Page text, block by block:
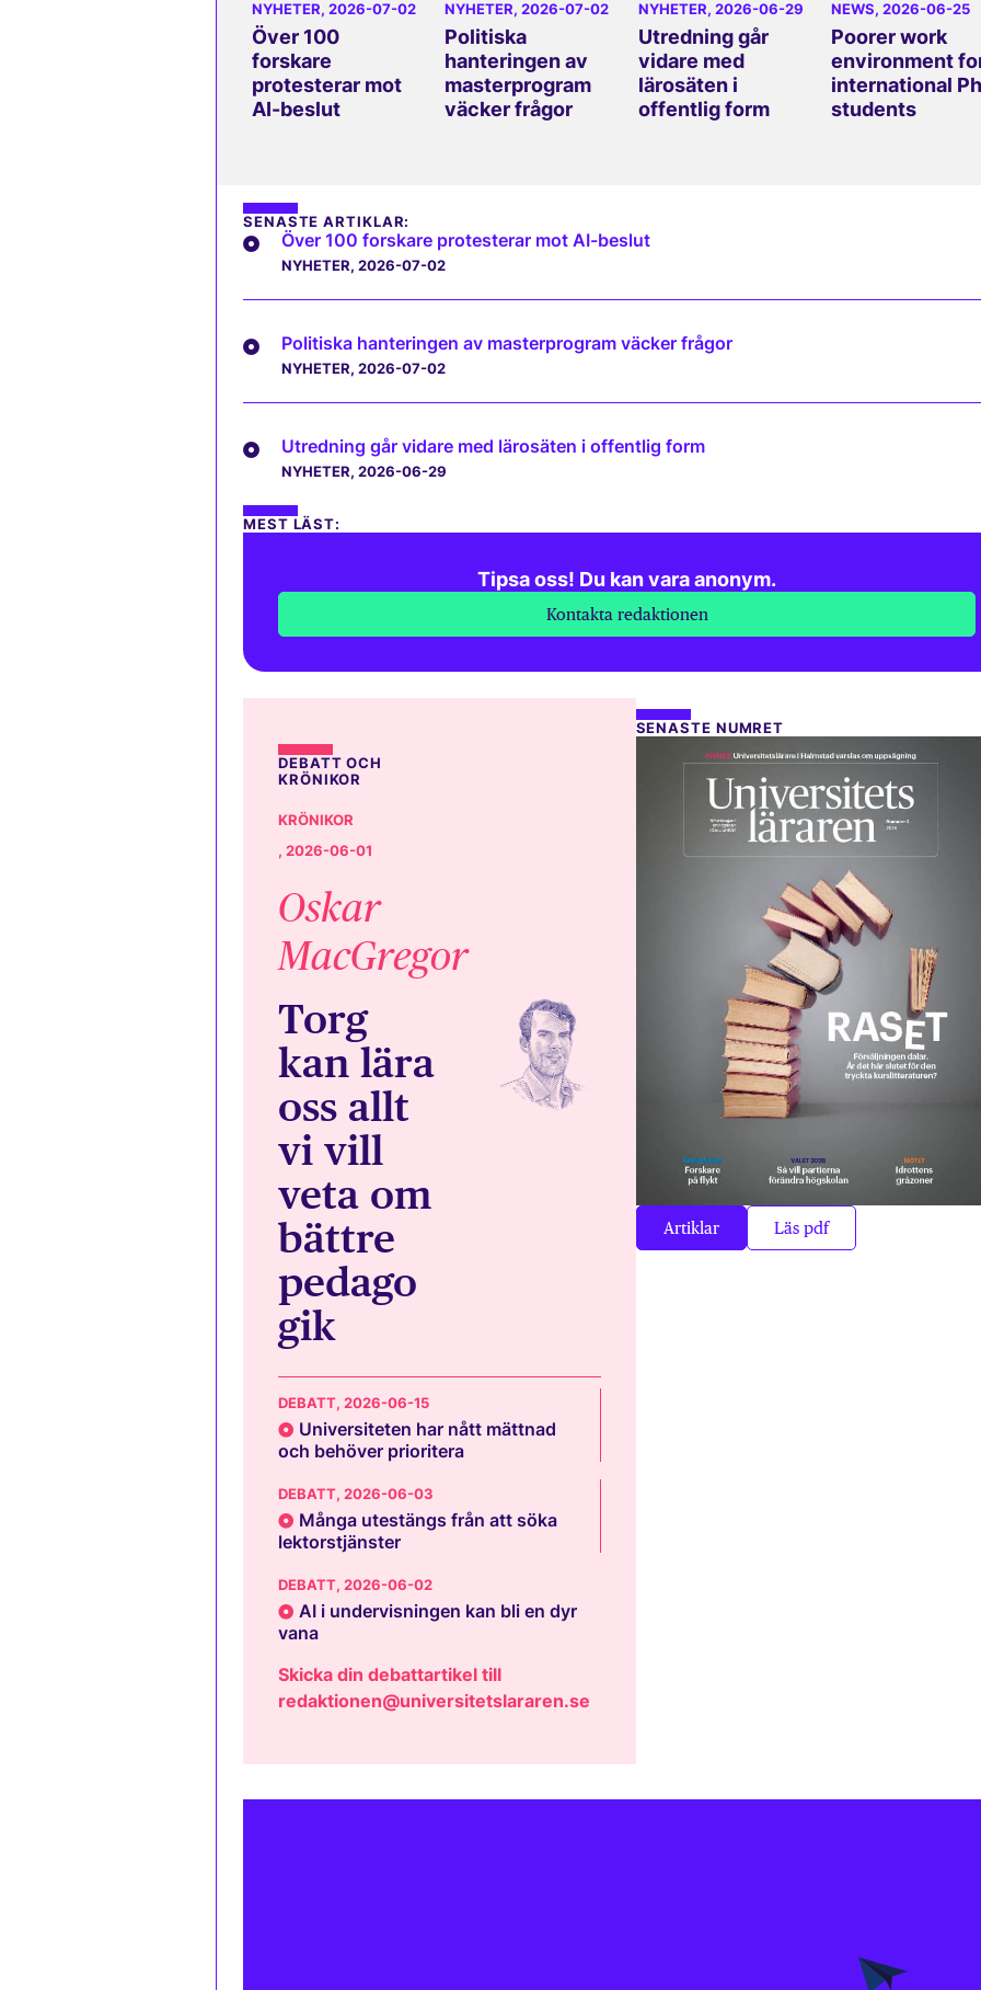
NYHETER, 2026-07-02
Över 100
forskare
protesterar mot
AI-beslut
NYHETER, 2026-07-02
Politiska
hanteringen av
masterprogram
väcker frågor
NYHETER, 2026-06-29
Utredning går
vidare med
lärosäten i
offentlig form
NEWS, 2026-06-25
Poorer work
environment
international
students
SENASTE ARTIKLAR:
Över 100 forskare protesterar mot AI-beslut
NYHETER, 2026-07-02
Politiska hanteringen av masterprogram väcker frågor
NYHETER, 2026-07-02
Utredning går vidare med lärosäten i offentlig form
NYHETER, 2026-06-29
MEST LÄST:
Tipsa oss! Du kan vara anonym.
Kontakta redaktionen
DEBATT OCH
KRÖNIKOR
KRÖNIKOR
, 2026-06-01
Oskar
MacGregor
Torg
kan lära
oss allt
vi vill
veta om
bättre
pedago
gik
DEBATT, 2026-06-15
Universiteten har nått mättnad
och behöver prioritera
DEBATT, 2026-06-03
Många utestängs från att söka
lektorstjänster
DEBATT, 2026-06-02
AI i undervisningen kan bli en dyr
vana
Skicka din debattartikel till
redaktionen@universitetslararen.se
SENASTE NUMRET
Artiklar Läs pdf